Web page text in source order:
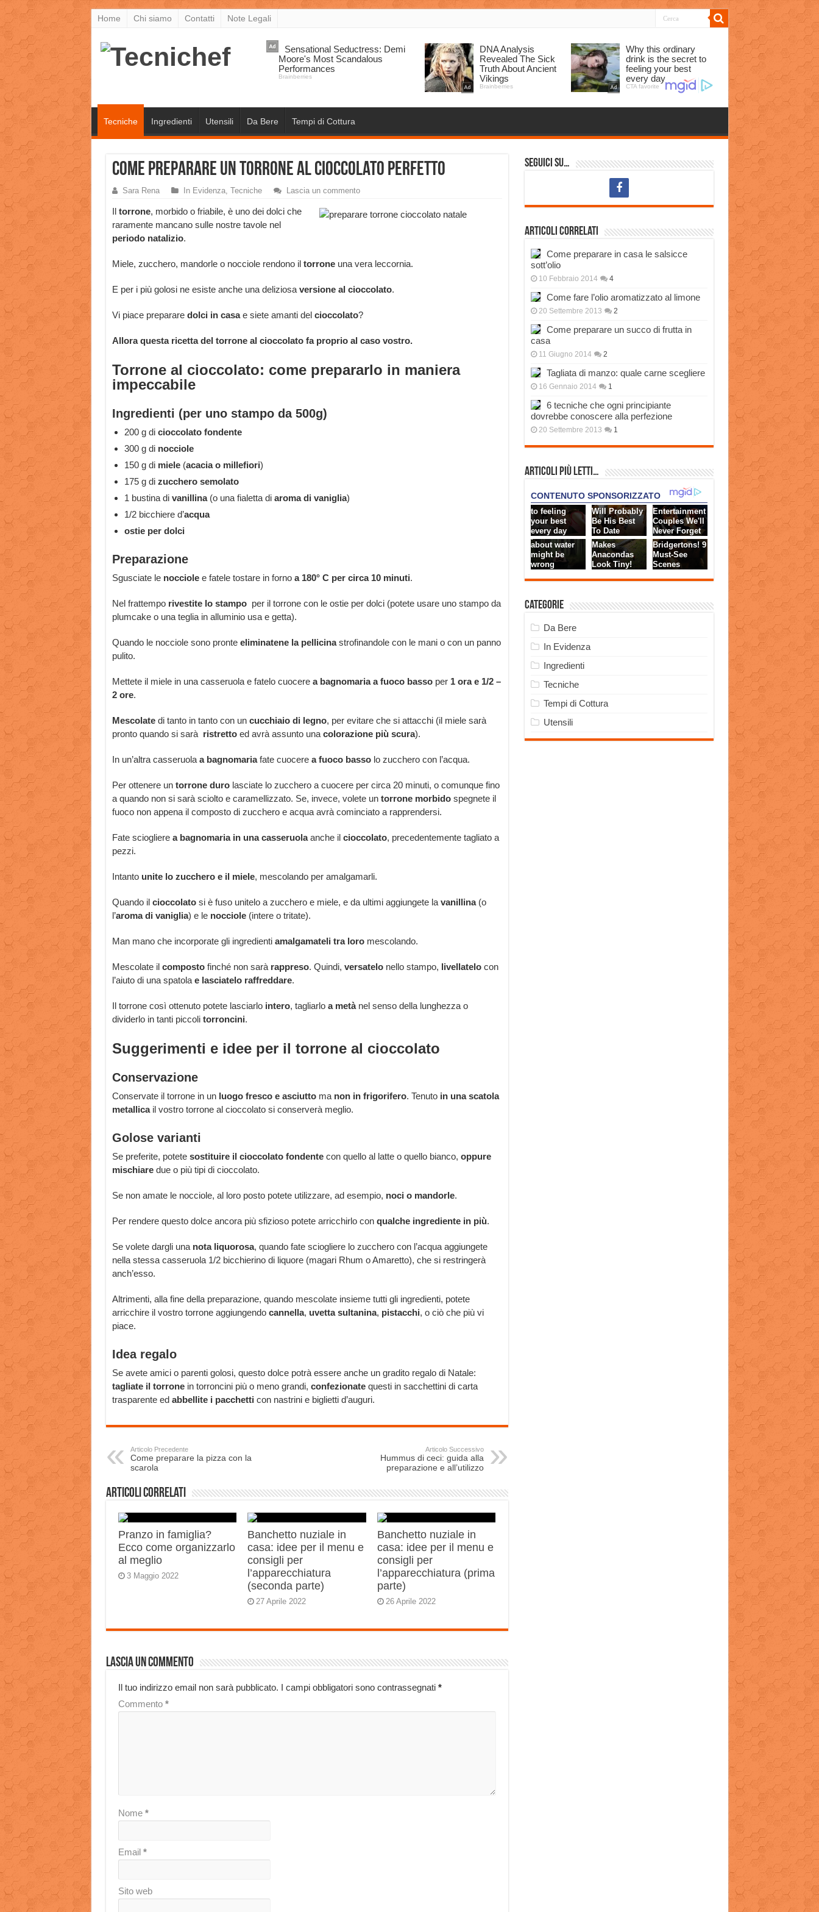
Home Chi siamo Contatti Note Legali
Tecniche Ingredienti Utensili Da Bere Tempi di Cottura
Come preparare un torrone al cioccolato perfetto
Sara Rena In Evidenza, Tecniche Lascia un commento
Iltorrone, morbido o friabile, è uno dei dolci che
raramente mancano sulle nostre tavole nel
periodo natalizio.
Miele, zucchero, mandorle o nocciole rendono il torroneuna vera leccornia.
E per i più golosi ne esiste anche una deliziosa versione al cioccolato.
Vi piace preparare dolci in casae siete amanti del cioccolato?
Allora questa ricetta del torrone al cioccolato fa proprio al caso vostro.
Torrone al cioccolato: come prepararlo in maniera
impeccabile
Ingredienti (per uno stampo da 500g)
200 g di cioccolato fondente
300 g di nocciole
150 g di miele(acacia o millefiori)
175 g di zucchero semolato
1 bustina di vanillina(o una fialetta di aroma di vaniglia)
1/2 bicchiere d’acqua
ostie per dolci
Preparazione
Sgusciate le nocciolee fatele tostare in forno a 180° C per circa 10 minuti.
Nel frattemporivestite lo stampoper il torrone con le ostie per dolci (potete usare uno stampo da
plumcake o una teglia in alluminio usa e getta).
Quando le nocciole sono pronte eliminatene la pellicinastrofinandole con le mani o con un panno
pulito.
Mettete il miele in una casseruola e fatelo cuocere a bagnomaria a fuoco bassoper 1 ora e 1/2 –
2 ore.
Mescolate di tanto in tanto con un cucchiaio di legno, per evitare che si attacchi (il miele sarà
pronto quando si sarà ristrettoed avrà assunto una colorazione più scura).
In un’altra casseruola a bagnomariafate cuocere a fuoco bassolo zucchero con l’acqua.
Per ottenere un torrone durolasciate lo zucchero a cuocere per circa 20 minuti, o comunque fino
a quando non si sarà sciolto e caramellizzato. Se, invece, volete un torrone morbidospegnete il
fuoco non appena il composto di zucchero e acqua avrà cominciato a rapprendersi.
Fate sciogliere a bagnomaria in una casseruolaanche il cioccolato, precedentemente tagliato a
pezzi.
Intanto unite lo zucchero e il miele, mescolando per amalgamarli.
Quando il cioccolatosi è fuso unitelo a zucchero e miele, e da ultimi aggiungete la vanillina(o
l’aroma di vaniglia) e le nocciole(intere o tritate).
Man mano che incorporate gli ingredienti amalgamateli tra loro mescolando.
Mescolate il compostofinché non saràrappreso. Quindi, versatelonello stampo, livellatelocon
l’aiuto di una spatola e lasciatelo raffreddare.
Il torrone così ottenuto potete lasciarlo intero, tagliarlo a metànel senso della lunghezza o
dividerlo in tanti piccoli torroncini.
Suggerimenti e idee per il torrone al cioccolato
Conservazione
Conservate il torrone in un luogo fresco e asciuttoma non in frigorifero. Tenuto in una scatola
metallicail vostro torrone al cioccolato si conserverà meglio.
Golose varianti
Se preferite, potete sostituire il cioccolato fondentecon quello al latte o quello bianco, oppure
mischiaredue o più tipi di cioccolato.
Se non amate le nocciole, al loro posto potete utilizzare, ad esempio, noci o mandorle.
Per rendere questo dolce ancora più sfizioso potete arricchirlo con qualche ingrediente in più.
Se volete dargli una nota liquorosa, quando fate sciogliere lo zucchero con l’acqua aggiungete
nella stessa casseruola 1/2 bicchierino di liquore (magari Rhum o Amaretto), che si restringerà
anch’esso.
Altrimenti, alla fine della preparazione, quando mescolate insieme tutti gli ingredienti, potete
arricchire il vostro torrone aggiungendo cannella, uvetta sultanina, pistacchi, o ciò che più vi
piace.
Idea regalo
Se avete amici o parenti golosi, questo dolce potrà essere anche un gradito regalo di Natale:
tagliate il torronein torroncini più o meno grandi, confezionate questi in sacchettini di carta
trasparente ed abbellite i pacchetti con nastrini e biglietti d’auguri.
Articolo Precedente
Come preparare la pizza con la
scarola
Articolo Successivo
Hummus di ceci: guida alla
preparazione e all’utilizzo
Articoli correlati
Pranzo in famiglia?
Ecco come organizzarlo
al meglio
3 Maggio 2022
Banchetto nuziale in
casa: idee per il menu e
consigli per
l’apparecchiatura
(seconda parte)
27 Aprile 2022
Banchetto nuziale in
casa: idee per il menu e
consigli per
l’apparecchiatura (prima
parte)
26 Aprile 2022
Lascia un commento
Il tuo indirizzo email non sarà pubblicato. I campi obbligatori sono contrassegnati *
Commento *
Nome *
Email *
Sito web
Seguici su…
Articoli correlati
Come preparare in casa le salsicce
sott’olio
10 Febbraio 2014 4
Come fare l’olio aromatizzato al limone
20 Settembre 2013 2
Come preparare un succo di frutta in
casa
11 Giugno 2014 2
Tagliata di manzo: quale carne scegliere
16 Gennaio 2014 1
6 tecniche che ogni principiante
dovrebbe conoscere alla perfezione
20 Settembre 2013 1
Articoli più Letti…
Categorie
Da Bere
In Evidenza
Ingredienti
Tecniche
Tempi di Cottura
Utensili